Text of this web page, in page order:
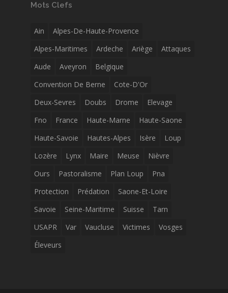
Mots Clefs
Ain
Alpes-De-Haute-Provence
Alpes-Maritimes
Ardeche Ariège
Attaques
Aude
Aveyron
Belgique
Convention De Berne
Cote-D'Or
Deux-Sevres
Doubs Drome
Elevage
Fno
France Haute-Marne
Haute-Saone
Haute-Savoie
Hautes-Alpes Isère
Loup
Lozère
Lynx Maire Meuse
Nièvre
Ours
Pastoralisme Plan Loup
Pna
Protection
Prédation
Saone-Et-Loire
Savoie
Seine-Maritime Suisse
Tarn
USAPR
Var Vaucluse Victimes
Vosges
Éleveurs